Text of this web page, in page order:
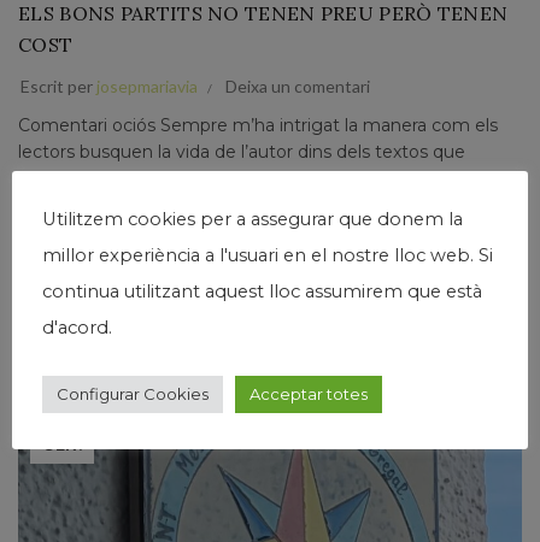
ELS BONS PARTITS NO TENEN PREU PERÒ TENEN
COST
Escrit per josepmariavia Deixa un comentari
Comentari ociós Sempre m’ha intrigat la manera com els
lectors busquen la vida de l’autor dins dels textos que
aquest escriu. Sobretot quan es tracta de l’anomenada
Llegir Més
23
GEN.
Utilitzem cookies per a assegurar que donem la
millor experiència a l'usuari en el nostre lloc web. Si
continua utilitzant aquest lloc assumirem que està
d'acord.
Configurar Cookies Acceptar totes